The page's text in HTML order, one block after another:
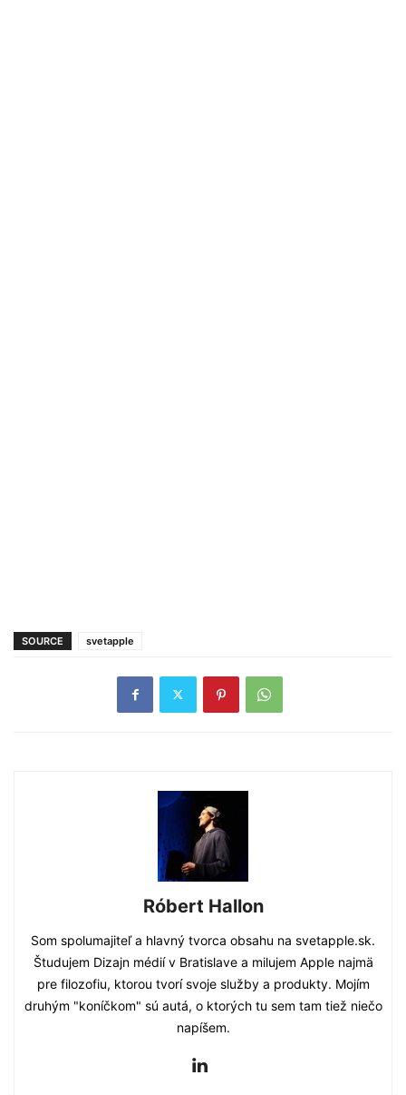
SOURCE svetapple
Róbert Hallon
Som spolumajiteľ a hlavný tvorca obsahu na svetapple.sk.
Študujem Dizajn médií v Bratislave a milujem Apple najmä
pre filozofiu, ktorou tvorí svoje služby a produkty. Mojím
druhým "koníčkom" sú autá, o ktorých tu sem tam tiež niečo
napíšem.